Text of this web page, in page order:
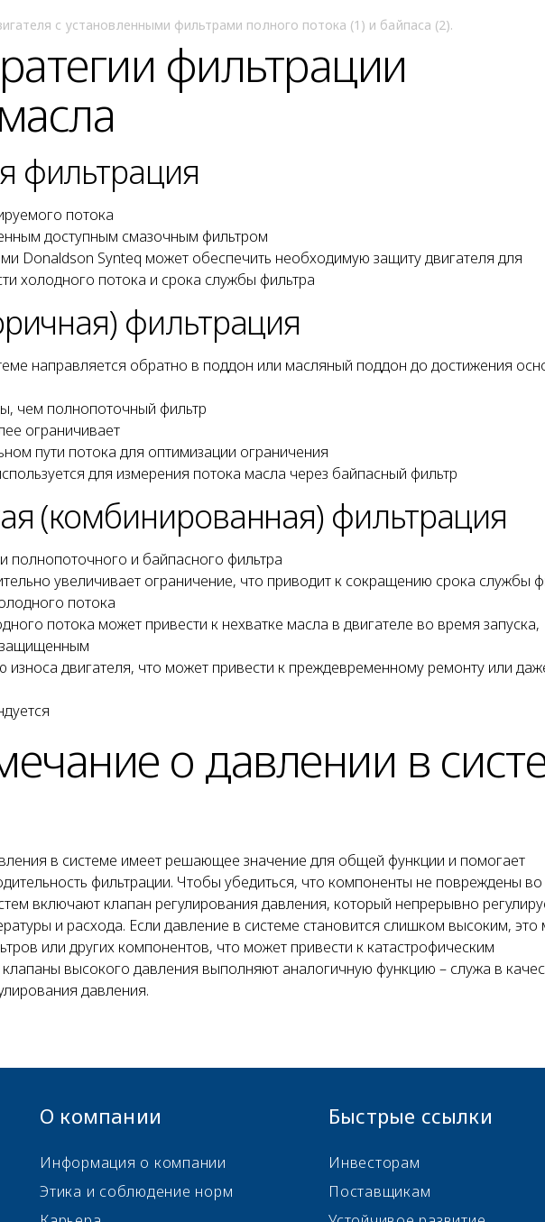
с установленными фильтрами полного потока (1) и байпаса (2).
фильтрации
фильтрация
потока
доступным смазочным фильтром
Donaldson Synteq может обеспечить необходимую защиту двигателя для
холодного потока и срока службы фильтра
фильтрация
направляется обратно в поддон или масляный поддон до достижения
чем полнопоточный фильтр
ограничивает
пути потока для оптимизации ограничения
для измерения потока масла через байпасный фильтр
(комбинированная) фильтрация
полнопоточного и байпасного фильтра
увеличивает ограничение, что приводит к сокращению срока службы
потока
потока может привести к нехватке масла в двигателе во время запуска,
износа двигателя, что может привести к преждевременному ремонту или
о давлении в
в системе имеет решающее значение для общей функции и помогает
фильтрации. Чтобы убедиться, что компоненты не повреждены
включают клапан регулирования давления, который непрерывно
и расхода. Если давление в системе становится слишком высоким, это
или других компонентов, что может привести к катастрофическим
высокого давления выполняют аналогичную функцию – служа в
давления.
О компании
Информация о компании
Этика и соблюдение норм
Быстрые ссылки
Инвесторам
Поставщикам